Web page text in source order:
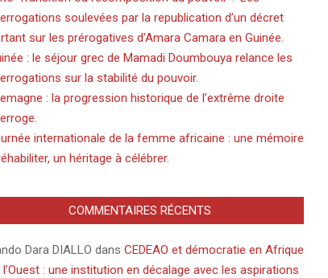
soulevées par la republication d’un décret
sur les prérogatives d’Amara Camara en Guinée.
: le séjour grec de Mamadi Doumbouya relance les
sur la stabilité du pouvoir.
: la progression historique de l’extrême droite
internationale de la femme africaine : une mémoire
un héritage à célébrer.
COMMENTAIRES RÉCENTS
Dara DIALLO dans CEDEAO et démocratie en Afrique
l’Ouest : une institution en décalage avec les aspirations